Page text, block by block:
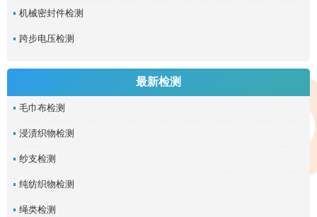
机械密封件检测
跨步电压检测
最新检测
毛巾布检测
浸渍织物检测
纱支检测
纯纺织物检测
绳类检测